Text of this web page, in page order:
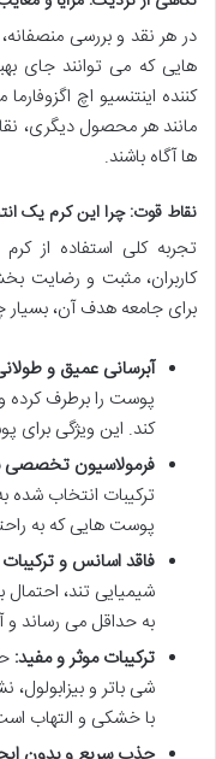
در هر نقد و بررسی
هایی که می توانند جای
کننده اینتنسیو اچ
مانند هر محصول دیگری،
ها آگاه باشند.
نقاط قوت: چرا این کرم یک
تجربه کلی استفاده از
کاربران، مثبت و رضایت
برای جامعه هدف آن،
آبرسانی عمیق و
پوست را برطرف
کند. این ویژگی برای
فرمولاسیون
ترکیبات انتخاب شده
پوست هایی که به
فاقد اسانس و
شیمیایی تند، احتمال
به حداقل می رساند و
ترکیبات موثر و مفید:
شی باتر و
با خشکی و التهاب